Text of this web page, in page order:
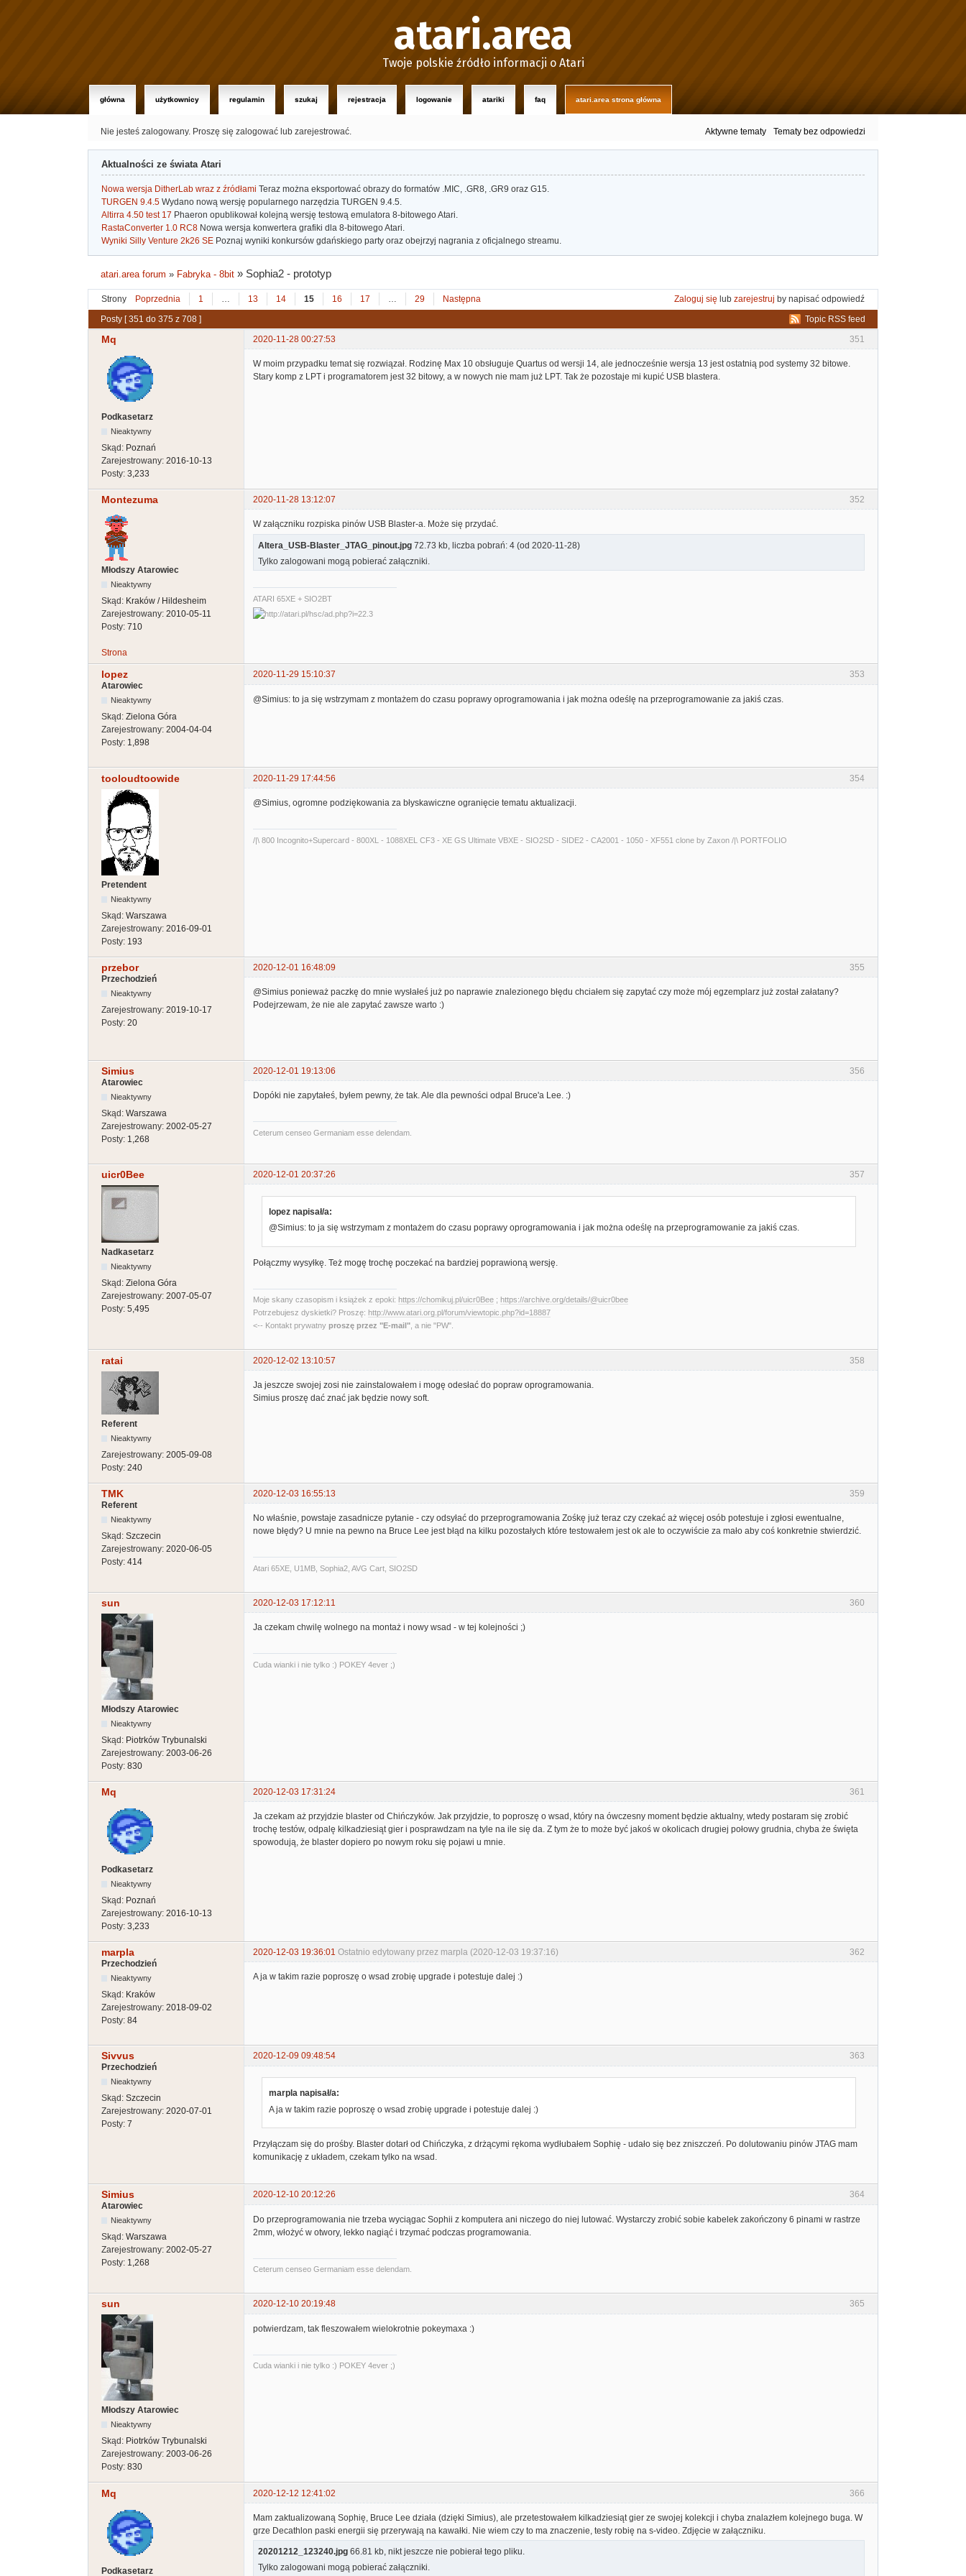
atari.area
Twoje polskie źródło informacji o Atari
główna użytkownicy regulamin szukaj rejestracja logowanie atariki faq atari.area strona główna
Nie jesteś zalogowany. Proszę się zalogować lub zarejestrować. Aktywne tematy Tematy bez odpowiedzi
Aktualności ze świata Atari
Nowa wersja DitherLab wraz z źródłami Teraz można eksportować obrazy do formatów .MIC, .GR8, .GR9 oraz G15.
TURGEN 9.4.5 Wydano nową wersję popularnego narzędzia TURGEN 9.4.5.
Altirra 4.50 test 17 Phaeron opublikował kolejną wersję testową emulatora 8-bitowego Atari.
RastaConverter 1.0 RC8 Nowa wersja konwertera grafiki dla 8-bitowego Atari.
Wyniki Silly Venture 2k26 SE Poznaj wyniki konkursów gdańskiego party oraz obejrzyj nagrania z oficjalnego streamu.
atari.area forum » Fabryka - 8bit » Sophia2 - prototyp
Strony Poprzednia 1 … 13 14 15 16 17 … 29 Następna Zaloguj się lub zarejestruj by napisać odpowiedź
Topic RSS feed
Posty [ 351 do 375 z 708 ]
351
Mq 2020-11-28 00:27:53
Podkasetarz
Nieaktywny
Skąd: Poznań
Zarejestrowany: 2016-10-13
Posty: 3,233
W moim przypadku temat się rozwiązał. Rodzinę Max 10 obsługuje Quartus od wersji 14, ale jednocześnie wersja 13 jest ostatnią pod systemy 32 bitowe.
Stary komp z LPT i programatorem jest 32 bitowy, a w nowych nie mam już LPT. Tak że pozostaje mi kupić USB blastera.
352
Montezuma 2020-11-28 13:12:07
Młodszy Atarowiec
Nieaktywny
Skąd: Kraków / Hildesheim
Zarejestrowany: 2010-05-11
Posty: 710
W załączniku rozpiska pinów USB Blaster-a. Może się przydać.
Altera_USB-Blaster_JTAG_pinout.jpg 72.73 kb, liczba pobrań: 4 (od 2020-11-28)
Tylko zalogowani mogą pobierać załączniki.
ATARI 65XE + SIO2BT
Strona
353
lopez
2020-11-29 15:10:37
Atarowiec
Nieaktywny
Skąd: Zielona Góra
Zarejestrowany: 2004-04-04
Posty: 1,898
@Simius: to ja się wstrzymam z montażem do czasu poprawy oprogramowania i jak można odeślę na przeprogramowanie za jakiś czas.
354
tooloudtoowide 2020-11-29 17:44:56
Pretendent
Nieaktywny
Skąd: Warszawa
Zarejestrowany: 2016-09-01
Posty: 193
@Simius, ogromne podziękowania za błyskawiczne ogranięcie tematu aktualizacji.
/|\ 800 Incognito+Supercard - 800XL - 1088XEL CF3 - XE GS Ultimate VBXE - SIO2SD - SIDE2 - CA2001 - 1050 - XF551 clone by Zaxon /|\ PORTFOLIO
355
przebor
2020-12-01 16:48:09
Przechodzień
Nieaktywny
Zarejestrowany: 2019-10-17
Posty: 20
@Simius ponieważ paczkę do mnie wysłałeś już po naprawie znalezionego błędu chciałem się zapytać czy może mój egzemplarz już został załatany?
Podejrzewam, że nie ale zapytać zawsze warto :)
356
Simius
2020-12-01 19:13:06
Atarowiec
Nieaktywny
Skąd: Warszawa
Zarejestrowany: 2002-05-27
Posty: 1,268
Dopóki nie zapytałeś, byłem pewny, że tak. Ale dla pewności odpal Bruce'a Lee. :)
Ceterum censeo Germaniam esse delendam.
357
uicr0Bee 2020-12-01 20:37:26
Nadkasetarz
Nieaktywny
Skąd: Zielona Góra
Zarejestrowany: 2007-05-07
Posty: 5,495
lopez napisał/a:
@Simius: to ja się wstrzymam z montażem do czasu poprawy oprogramowania i jak można odeślę na przeprogramowanie za jakiś czas.
Połączmy wysyłkę. Też mogę trochę poczekać na bardziej poprawioną wersję.
Moje skany czasopism i książek z epoki: https://chomikuj.pl/uicr0Bee ; https://archive.org/details/@uicr0bee
Potrzebujesz dyskietki? Proszę: http://www.atari.org.pl/forum/viewtopic.php?id=18887
<-- Kontakt prywatny proszę przez "E-mail", a nie "PW".
358
ratai 2020-12-02 13:10:57
Referent
Nieaktywny
Zarejestrowany: 2005-09-08
Posty: 240
Ja jeszcze swojej zosi nie zainstalowałem i mogę odesłać do popraw oprogramowania.
Simius proszę dać znać jak będzie nowy soft.
359
TMK
2020-12-03 16:55:13
Referent
Nieaktywny
Skąd: Szczecin
Zarejestrowany: 2020-06-05
Posty: 414
No właśnie, powstaje zasadnicze pytanie - czy odsyłać do przeprogramowania Zośkę już teraz czy czekać aż więcej osób potestuje i zgłosi ewentualne,
nowe błędy? U mnie na pewno na Bruce Lee jest błąd na kilku pozostałych które testowałem jest ok ale to oczywiście za mało aby coś konkretnie stwierdzić.
Atari 65XE, U1MB, Sophia2, AVG Cart, SIO2SD
360
sun 2020-12-03 17:12:11
Młodszy Atarowiec
Nieaktywny
Skąd: Piotrków Trybunalski
Zarejestrowany: 2003-06-26
Posty: 830
Ja czekam chwilę wolnego na montaż i nowy wsad - w tej kolejności ;)
Cuda wianki i nie tylko :) POKEY 4ever ;)
361
Mq 2020-12-03 17:31:24
Podkasetarz
Nieaktywny
Skąd: Poznań
Zarejestrowany: 2016-10-13
Posty: 3,233
Ja czekam aż przyjdzie blaster od Chińczyków. Jak przyjdzie, to poproszę o wsad, który na ówczesny moment będzie aktualny, wtedy postaram się zrobić
trochę testów, odpalę kilkadziesiąt gier i posprawdzam na tyle na ile się da. Z tym że to może być jakoś w okolicach drugiej połowy grudnia, chyba że święta
spowodują, że blaster dopiero po nowym roku się pojawi u mnie.
362
marpla 2020-12-03 19:36:01 Ostatnio edytowany przez marpla (2020-12-03 19:37:16)
Przechodzień
Nieaktywny
Skąd: Kraków
Zarejestrowany: 2018-09-02
Posty: 84
A ja w takim razie poproszę o wsad zrobię upgrade i potestuje dalej :)
363
Sivvus
2020-12-09 09:48:54
Przechodzień
Nieaktywny
Skąd: Szczecin
Zarejestrowany: 2020-07-01
Posty: 7
marpla napisał/a:
A ja w takim razie poproszę o wsad zrobię upgrade i potestuje dalej :)
Przyłączam się do prośby. Blaster dotarł od Chińczyka, z drżącymi rękoma wydłubałem Sophię - udało się bez zniszczeń. Po dolutowaniu pinów JTAG mam
komunikację z układem, czekam tylko na wsad.
364
Simius
2020-12-10 20:12:26
Atarowiec
Nieaktywny
Skąd: Warszawa
Zarejestrowany: 2002-05-27
Posty: 1,268
Do przeprogramowania nie trzeba wyciągac Sophii z komputera ani niczego do niej lutować. Wystarczy zrobić sobie kabelek zakończony 6 pinami w rastrze
2mm, włożyć w otwory, lekko nagiąć i trzymać podczas programowania.
Ceterum censeo Germaniam esse delendam.
365
sun 2020-12-10 20:19:48
Młodszy Atarowiec
Nieaktywny
Skąd: Piotrków Trybunalski
Zarejestrowany: 2003-06-26
Posty: 830
potwierdzam, tak fleszowałem wielokrotnie pokeymaxa :)
Cuda wianki i nie tylko :) POKEY 4ever ;)
366
Mq 2020-12-12 12:41:02
Podkasetarz
Mam zaktualizowaną Sophię, Bruce Lee działa (dzięki Simius), ale przetestowałem kilkadziesiąt gier ze swojej kolekcji i chyba znalazłem kolejnego buga. W
grze Decathlon paski energii się przerywają na kawałki. Nie wiem czy to ma znaczenie, testy robię na s-video. Zdjęcie w załączniku.
20201212_123240.jpg 66.81 kb, nikt jeszcze nie pobierał tego pliku.
Tylko zalogowani mogą pobierać załączniki.